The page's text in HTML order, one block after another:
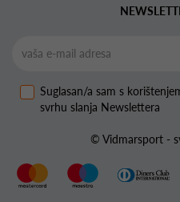
Suglasan/a sam s
svrhu slanja Newslettera
© Vidmarsport -